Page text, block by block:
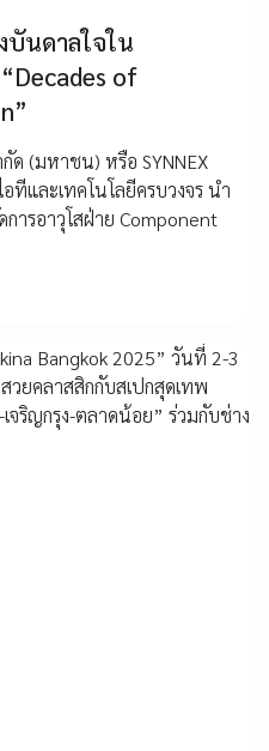
บันดาลใจใน
of
ด (มหาชน) หรือ SYNNEX
และเทคโนโลยีครบวงจร นำ
รอาวุโสฝ่าย Component